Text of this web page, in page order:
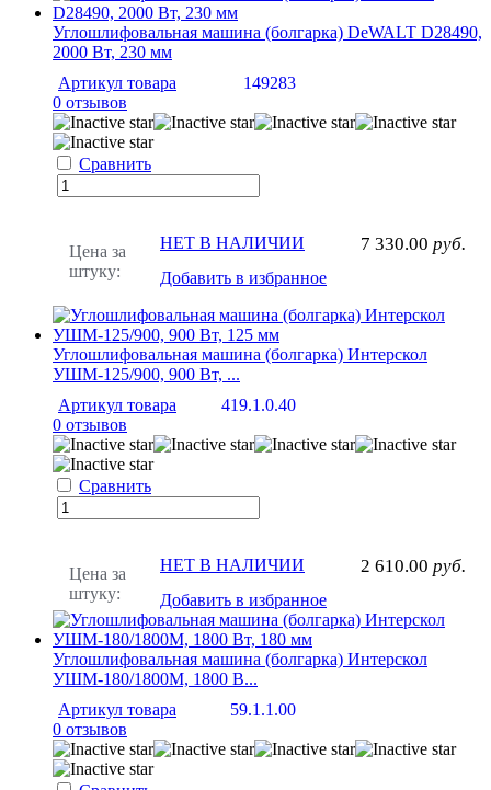
Углошлифовальная машина (болгарка) DeWALT D28490,
2000 Вт, 230 мм
Артикул товара
149283
0 отзывов
Сравнить
Цена за
штуку:
7 330.00 руб.
НЕТ В НАЛИЧИИ
Добавить в избранное
Углошлифовальная машина (болгарка) Интерскол
УШМ-125/900, 900 Вт, ...
Артикул товара
419.1.0.40
0 отзывов
Сравнить
Цена за
штуку:
2 610.00 руб.
НЕТ В НАЛИЧИИ
Добавить в избранное
Углошлифовальная машина (болгарка) Интерскол
УШМ-180/1800М, 1800 В...
Артикул товара
59.1.1.00
0 отзывов